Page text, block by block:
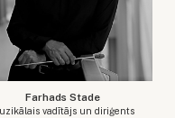
Farhads Stade
vadītājs un diriģents